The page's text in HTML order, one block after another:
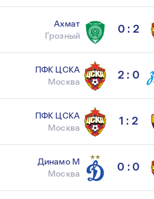
Ахмат
Грозный
0 : 2
ПФК ЦСКА
Москва
2 : 0
ПФК ЦСКА
Москва
1 : 2
Динамо М
Москва
0 : 0